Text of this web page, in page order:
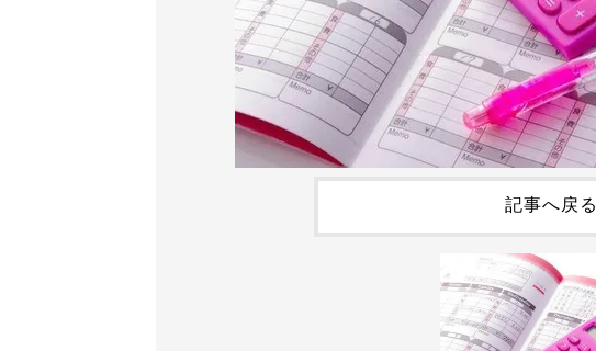
記事へ戻る